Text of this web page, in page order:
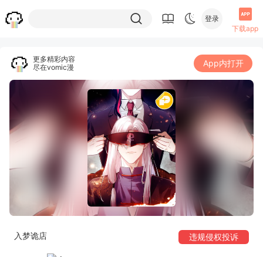
登录
下载app
更多精彩内容
尽在vomic漫
App内打开
入梦诡店 违规侵权投诉